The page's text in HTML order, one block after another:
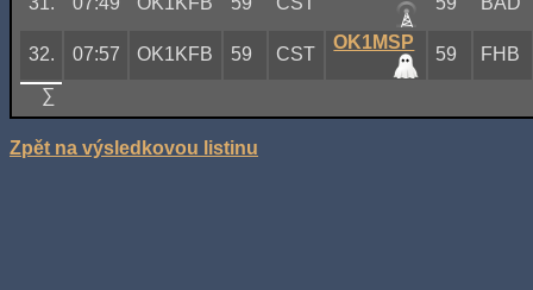
32. 07:57 OK1KFB 59 CST
OK1MSP
59 FHB
∑
Zpět na výsledkovou listinu